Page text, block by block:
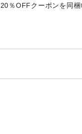
20％OFFクーポンを同梱